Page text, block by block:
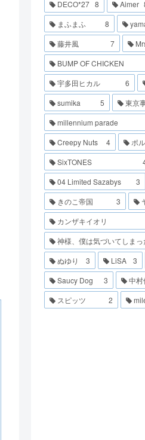
DECO*27 8 Aimer
まふまふ
8
藤井風
7
BUMP OF CHICKEN
宇多田ヒカル
6
sumika
5 東京
millennium parade
Creepy Nuts
4 ポ
SixTONES
04 Limited Sazabys
3
きのこ帝国
3
カンザキイオリ
神様、僕は気づいてしまっ
ぬゆり
3 LiSA 3
Saucy Dog
3 中村
スピッツ
2